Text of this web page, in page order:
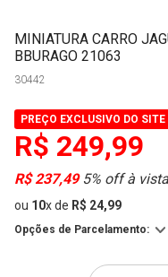
MINIATURA CARRO
BBURAGO 21063
30442
PREÇO EXCLUSIVO DO SITE
R$ 249,99
R$ 237,495% off à
ou 10xde R$ 24,99
Opções de Parcelamento: